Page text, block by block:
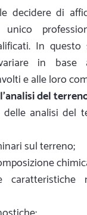
decidere di
In
in base
e alle loro
del
analisi del
sul terreno;
caratteristiche